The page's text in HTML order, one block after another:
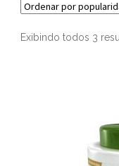
Exibindo todos 3